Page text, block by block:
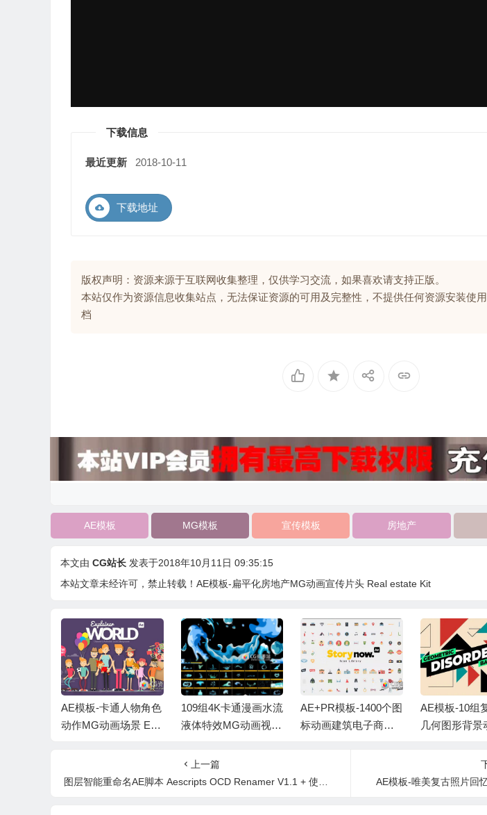
下载信息
最近更新 2018-10-11
下载地址
版权声明：资源来源于互联网收集整理，仅供学习交流，如果喜欢请支持正版。
本站仅作为资源信息收集站点，无法保证资源的可用及完整性，不提供任何资源安装使
档
AE模板 MG模板 宣传模板 房地产
本文由 CG站长 发表于2018年10月11日 09:35:15
本站文章未经许可，禁止转载！ AE模板-扁平化房地产MG动画宣传片头 Real estate Kit
AE模板-卡通人物角色
动作MG动画场景 Exp
109组4K卡通漫画水流
液体特效MG动画视频
+AE工程 Comic Wate
r FX BBV66
AE+PR模板-1400个图
标动画建筑电子商务
AE模板-10组
几何图形背景
上一篇
图层智能重命名AE脚本 Aescripts OCD Renamer V1.1 + 使用教程
AE模板-唯美复古照片回